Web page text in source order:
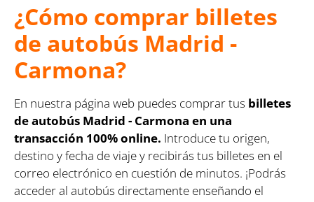
¿Cómo comprar billetes
de autobús Madrid -
Carmona?
En nuestra página web puedes comprar tus billetes
de autobús Madrid - Carmona en una
transacción 100% online. Introduce tu origen,
destino y fecha de viaje y recibirás tus billetes en el
correo electrónico en cuestión de minutos. ¡Podrás
acceder al autobús directamente enseñando el